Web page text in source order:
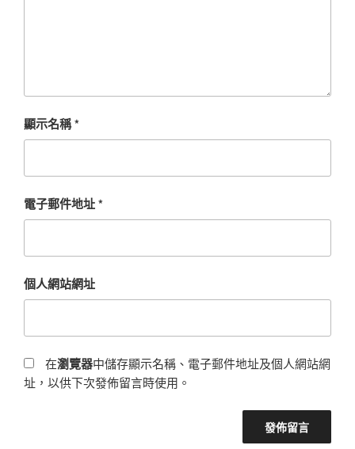
顯示名稱*
電子郵件地址*
個人網站網址
在瀏覽器中儲存顯示名稱、電子郵件地址及個人網站網
址，以供下次發佈留言時使用。